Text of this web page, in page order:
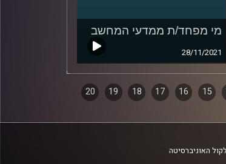
מי מפחד/ת ממדעי המחשב
28/11/2021
15
16
17
18
19
20
האוניברסיטה